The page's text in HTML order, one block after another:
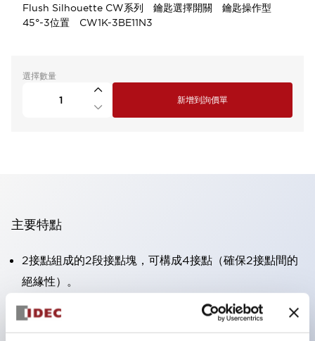
Flush Silhouette CW系列 鑰匙選擇開關 鑰匙操作型
45°-3位置 CW1K-3BE11N3
選擇數量
新增到詢價單
主要特點
2接點組成的2段接點塊，可構成4接點（確保2接點間的
絕緣性）。
面板深度39.9mm（※11段接點塊）、59.9mm（※22段
接點塊）。可實現省空間設計。